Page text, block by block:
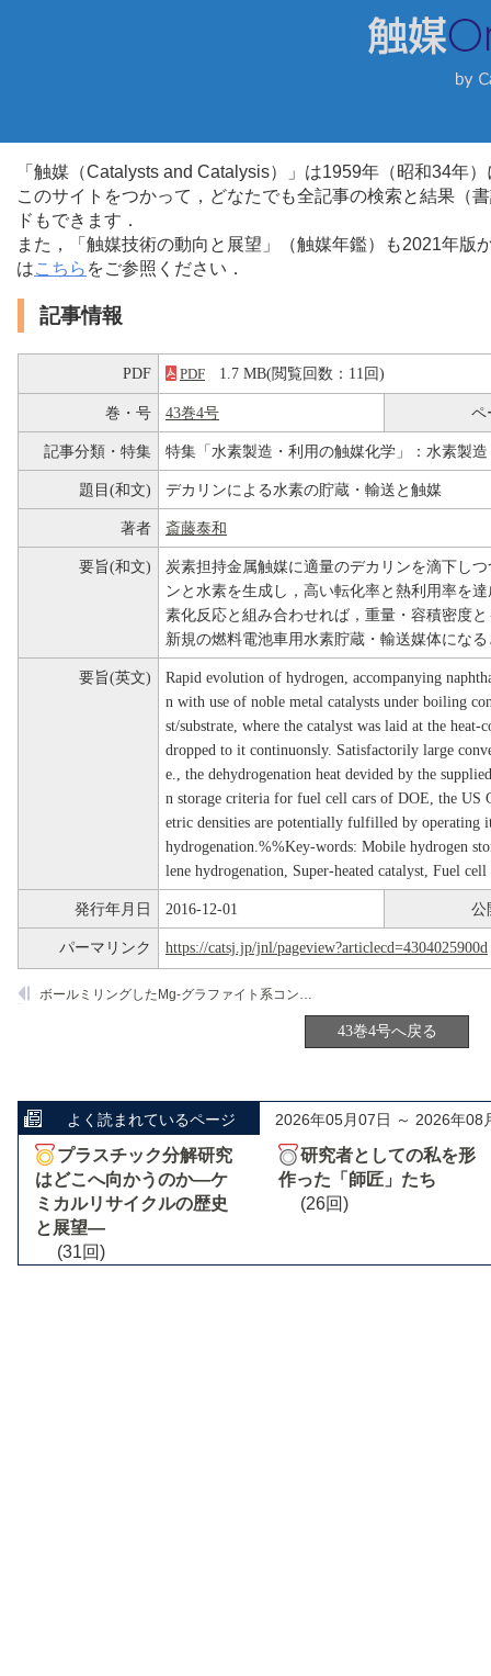
「触媒（Catalysts and Catalysis）」は1959年（昭和34年
このサイトをつかって，どなたでも全記事の検索と結果（
ドもできます．
また，「触媒技術の動向と展望」（触媒年鑑）も2021年
はこちら をご参照ください．
記事情報
PDF PDF 1.7 MB(閲覧回数：11回)
巻・号 43巻4号 ペ
記事分類・特集 特集「水素製造・利用の触媒化学」：水素製
題目(和文) デカリンによる水素の貯蔵・輸送と触媒
著者 斎藤泰和
要旨(和文)
炭素担持金属触媒に適量のデカリンを滴下し
ンと水素を生成し，高い転化率と熱利用率を
素化反応と組み合わせれば，重量・容積密度
新規の燃料電池車用水素貯蔵・輸送媒体にな
要旨(英文)
Rapid evolution of hydrogen, accompanying
n with use of noble metal catalysts under boiling
st/substrate, where the catalyst was laid at the
dropped to it continuonsly. Satisfactorily large
e., the dehydrogenation heat devided by the
n storage criteria for fuel cell cars of DOE, the US
etric densities are potentially fulfilled by operating
hydrogenation.%%Key-words: Mobile hydrogen
lene hydrogenation, Super-heated catalyst, Fuel
発行年月日 2016-12-01 公
パーマリンク https://catsj.jp/jnl/pageview?articlecd=4304025900d
ボールミリングしたMg-グラファイト系コンポジットによる水素吸蔵
43巻4号へ戻る
よく読まれているページ 2026年05月07日 ～ 2026年08
プラスチック分解研究
はどこへ向かうのか―ケ
ミカルリサイクルの歴史
と展望―
(31回)
研究者としての私を形
作った「師匠」たち
(26回)